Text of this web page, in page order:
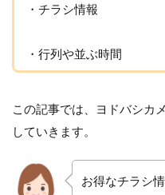
・チラシ情報
・行列や並ぶ時間
この記事では、ヨドバシカ
していきます。
お得なチラシ